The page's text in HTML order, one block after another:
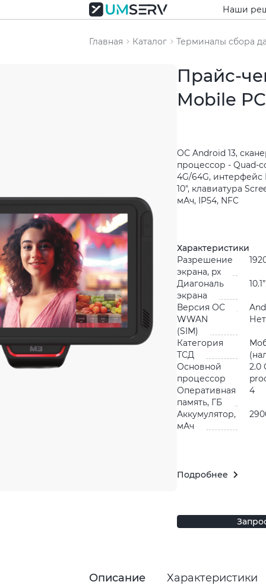
Наши
Главная Каталог Терминалы сбора
Прайс-
Mobile
ОС Android 13,
процессор - Quad-
4G/64G, интерфейс
10", клавиатура
мАч, IP54, NFC
Характеристики
Разрешение
экрана, px
Диагональ
экрана
10.1”
Версия ОС
WWAN
(SIM)
Нет
Категория
ТСД
Основной
процессор
2.0
Оперативная
память, ГБ
4
Аккумулятор,
мАч
Подробнее
Описание Характеристики